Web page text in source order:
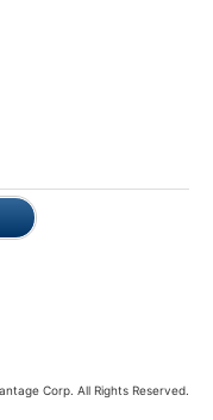
Corp. All Rights Reserved.